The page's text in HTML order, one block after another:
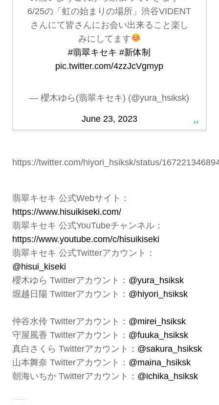
6/25の「虹の始まりの場所」渋谷VIDENT
さんにて皆さんにお会い出来ること楽し
みにしてます
#翡翠キセキ #新体制
pic.twitter.com/4zzJcVgmyp
— 櫻木ゆら(翡翠キセキ) (@yura_hsiksk)
June 23, 2023
https://twitter.com/hiyori_hsiksk/status/
翡翠キセキ 公式Webサイト：
https://www.hisuikiseki.com/
翡翠キセキ 公式YouTubeチャンネル：
https://www.youtube.com/c/hisuikiseki
翡翠キセキ 公式Twitterアカウント：
@hisui_kiseki
櫻木ゆら Twitterアカウント： @yura_hsiksk
堀越日陽 Twitterアカウント： @hiyori_hsiksk
仲谷水伶 Twitterアカウント： @mirei_hsiksk
守屋風香 Twitterアカウント： @fuuka_hsiksk
真白さくら Twitterアカウント： @sakura_hsiksk
山本舞奈 Twitterアカウント： @maina_hsiksk
朝海いちか Twitterアカウント： @ichika_hsiksk